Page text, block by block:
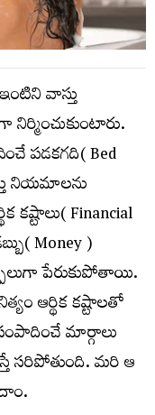
వాస్తు
ప‌డ‌క‌గ‌ది( Bed
నియ‌మాల‌ను
Financial
Money )
పేరుకుపోతాయి.
ఆర్థిక క‌ష్టాల‌తో
మార్గాలు
స‌రిపోతుంది. మ‌రి ఆ